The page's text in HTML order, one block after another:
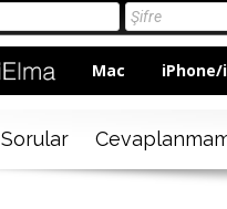
Mac iPhone/
Sorular